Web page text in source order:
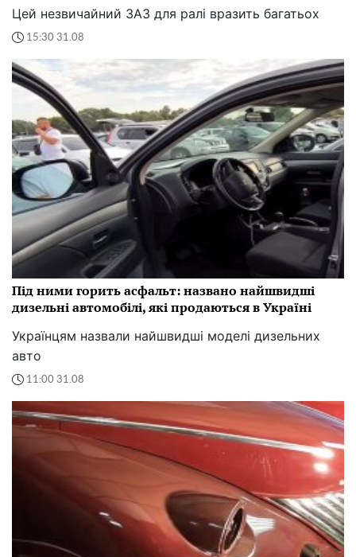
Цей незвичайний ЗАЗ для ралі вразить багатьох
15:30 31.08
Під ними горить асфальт: названо найшвидші
дизельні автомобілі, які продаються в Україні
Українцям назвали найшвидші моделі дизельних
авто
11:00 31.08